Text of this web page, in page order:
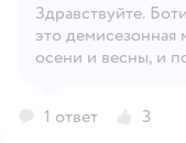
Здравствуйте.
это демисезонная
осени и весны, и
стелька — 100%
1 ответ 3